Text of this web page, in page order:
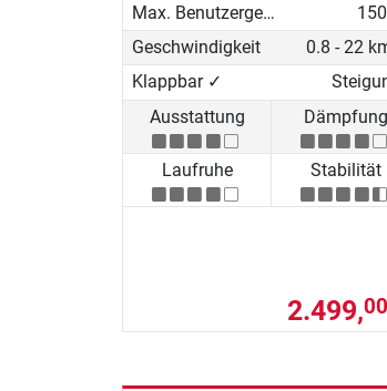
Max. Benutzergewicht
Geschwindigkeit
0.8 - 22
Klappbar ✓
Ausstattung
Dämpfung
Laufruhe Stabilität
2.499,00